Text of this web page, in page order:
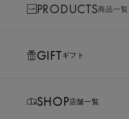
PRODUCTS商品一覧
GIFTギフト
SHOP店舗一覧